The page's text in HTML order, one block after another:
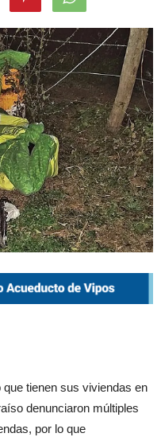
tienen sus viviendas en
denunciaron múltiples
por lo que